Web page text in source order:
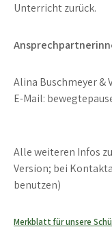
Unterricht zurück.
Alina Buschmeyer &
E-Mail:
Alle weiteren Infos
Version; bei
benutzen)
Merkblatt für unsere